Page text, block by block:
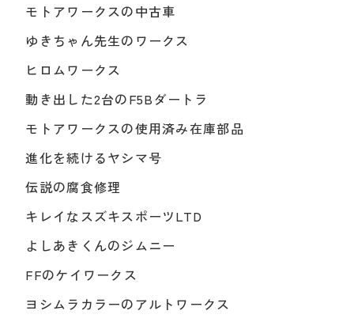
モトアワークスの中古車
ゆきちゃん先生のワークス
ヒロムワークス
動き出した2台のF5Bダートラ
モトアワークスの使用済み在庫部品
進化を続けるヤシマ号
伝説の腐食修理
キレイなスズキスポーツLTD
よしあきくんのジムニー
FFのケイワークス
ヨシムラカラーのアルトワークス